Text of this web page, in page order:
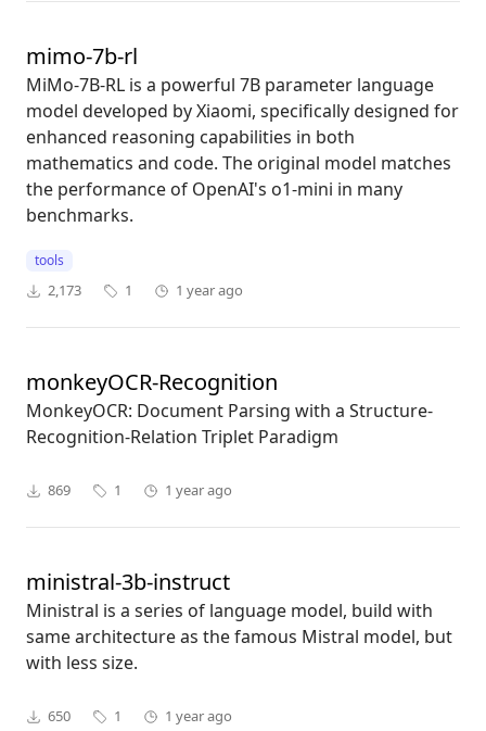
mimo-7b-rl
MiMo-7B-RL is a powerful 7B parameter language
model developed by Xiaomi, specifically designed for
enhanced reasoning capabilities in both
mathematics and code. The original model matches
the performance of OpenAI's o1-mini in many
benchmarks.
tools
2,173 1 1 year ago
monkeyOCR-Recognition
MonkeyOCR: Document Parsing with a Structure-
Recognition-Relation Triplet Paradigm
869 1 1 year ago
ministral-3b-instruct
Ministral is a series of language model, build with
same architecture as the famous Mistral model, but
with less size.
650 1 1 year ago